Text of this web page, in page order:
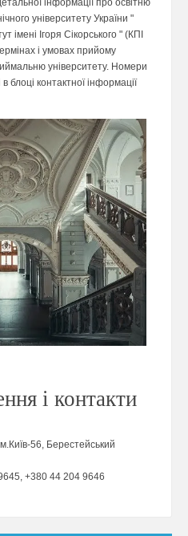
університету України "
імені Ігоря Сікорського " (КПІ
і умовах прийому
університету. Номери
блоці контактної інформації
і контакти
56, Берестейський
+380 44 204 9646